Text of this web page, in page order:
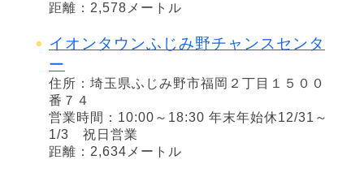
距離：2,578メートル
イオンタウンふじみ野チャンスセンタ
ー
住所：埼玉県ふじみ野市福岡２丁目１５００
番７４
営業時間：10:00～18:30 年末年始休12/31～
1/3 祝日営業
距離：2,634メートル